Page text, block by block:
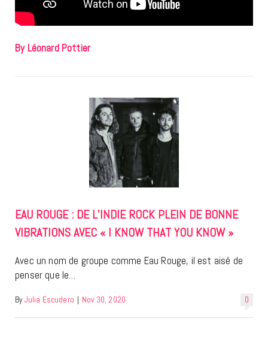
By Léonard Pottier
EAU ROUGE : DE L’INDIE ROCK PLEIN DE BONNE
VIBRATIONS AVEC « I KNOW THAT YOU KNOW »
Avec un nom de groupe comme Eau Rouge, il est aisé de
penser que le…
0
By Julia Escudero | Nov 30, 2020